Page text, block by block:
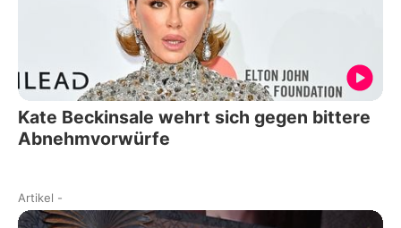
Kate Beckinsale wehrt sich gegen bittere
Abnehmvorwürfe
Artikel -